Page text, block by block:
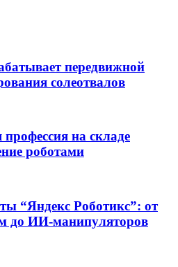
передвижной
солеотвалов
на складе
роботами
“Яндекс Роботикс”: от
до ИИ-манипуляторов